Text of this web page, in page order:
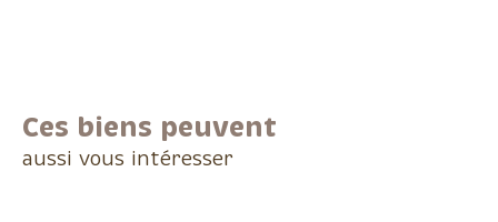
Ces biens peuvent
aussi vous intéresser